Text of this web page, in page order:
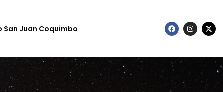
San Juan Coquimbo